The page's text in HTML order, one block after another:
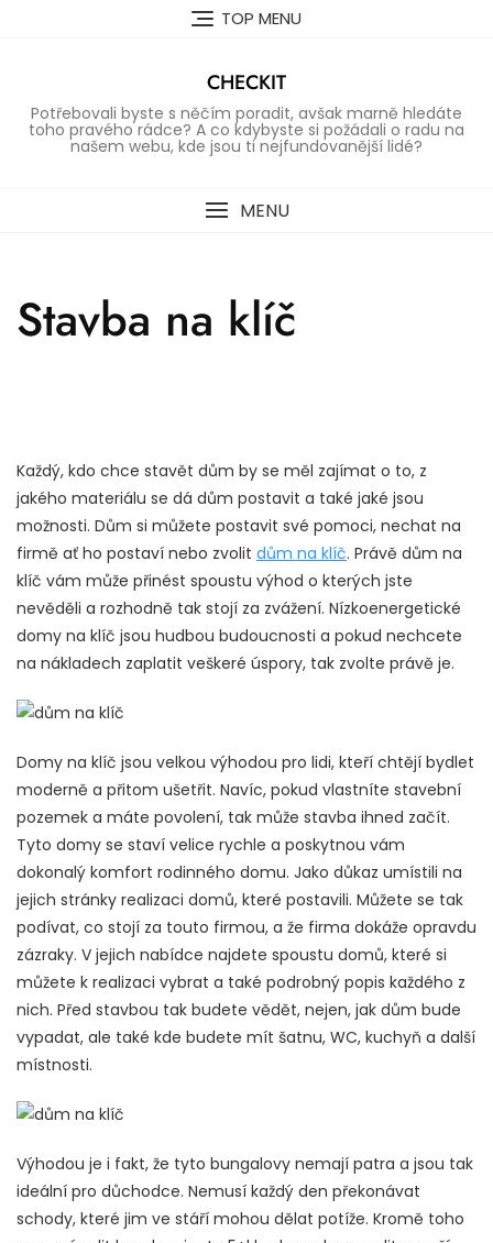
TOP MENU
CHECKIT
Potřebovali byste s něčím poradit, avšak marně hledáte
toho pravého rádce? A co kdybyste si požádali o radu na
našem webu, kde jsou ti nejfundovanější lidé?
MENU
Stavba na klíč
Každý, kdo chce stavět dům by se měl zajímat o to, z
jakého materiálu se dá dům postavit a také jaké jsou
možnosti. Dům si můžete postavit své pomoci, nechat na
firmě ať ho postaví nebo zvolit dům na klíč. Právě dům na
klíč vám může přinést spoustu výhod o kterých jste
nevěděli a rozhodně tak stojí za zvážení. Nízkoenergetické
domy na klíč jsou hudbou budoucnosti a pokud nechcete
na nákladech zaplatit veškeré úspory, tak zvolte právě je.
Domy na klíč jsou velkou výhodou pro lidi, kteří chtějí bydlet
moderně a přitom ušetřit. Navíc, pokud vlastníte stavební
pozemek a máte povolení, tak může stavba ihned začít.
Tyto domy se staví velice rychle a poskytnou vám
dokonalý komfort rodinného domu. Jako důkaz umístili na
jejich stránky realizaci domů, které postavili. Můžete se tak
podívat, co stojí za touto firmou, a že firma dokáže opravdu
zázraky. V jejich nabídce najdete spoustu domů, které si
můžete k realizaci vybrat a také podrobný popis každého z
nich. Před stavbou tak budete vědět, nejen, jak dům bude
vypadat, ale také kde budete mít šatnu, WC, kuchyň a další
místnosti.
Výhodou je i fakt, že tyto bungalovy nemají patra a jsou tak
ideální pro důchodce. Nemusí každý den překonávat
schody, které jim ve stáří mohou dělat potíže. Kromě toho